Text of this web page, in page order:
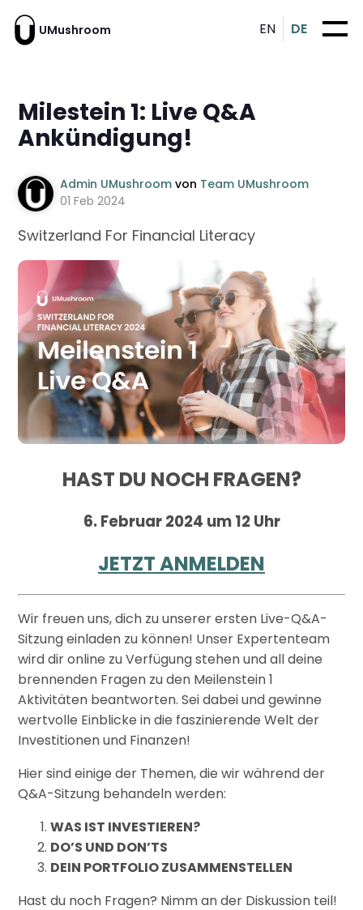
UMushroom EN DE
Milestein 1: Live Q&A
Ankündigung!
Admin UMushroomvon Team UMushroom
01 Feb 2024
Switzerland For Financial Literacy
HAST DU NOCH FRAGEN?
6. Februar 2024 um 12 Uhr
JETZT ANMELDEN
Wir freuen uns, dich zu unserer ersten Live-Q&A-
Sitzung einladen zu können! Unser Expertenteam
wird dir online zu Verfügung stehen und all deine
brennenden Fragen zu den Meilenstein 1
Aktivitäten beantworten. Sei dabei und gewinne
wertvolle Einblicke in die faszinierende Welt der
Investitionen und Finanzen!
Hier sind einige der Themen, die wir während der
Q&A-Sitzung behandeln werden:
WAS IST INVESTIEREN?
DO’S UND DON’TS
DEIN PORTFOLIO ZUSAMMENSTELLEN
Hast du noch Fragen? Nimm an der Diskussion teil!